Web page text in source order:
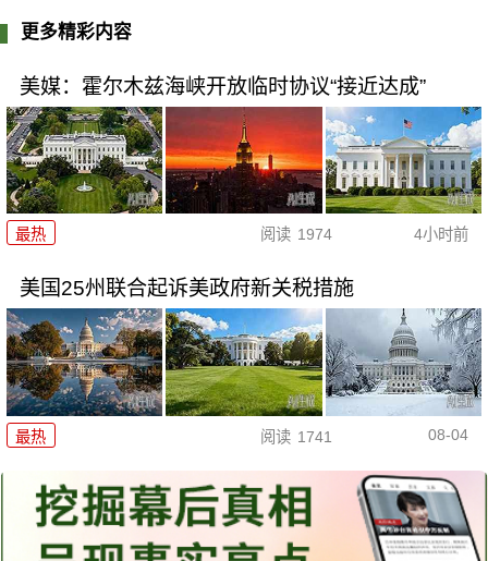
更多精彩内容
美媒：霍尔木兹海峡开放临时协议“接近达成”
最热 阅读 1974 4小时前
美国25州联合起诉美政府新关税措施
最热 阅读 1741 08-04